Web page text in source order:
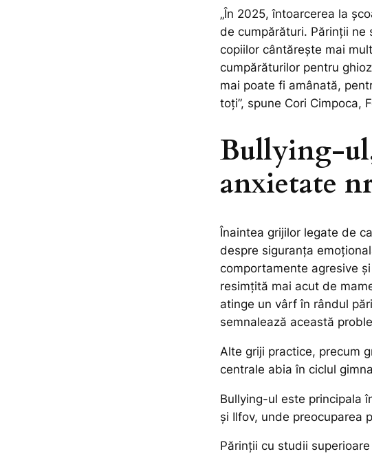
„În 2025, întoarcerea la
de cumpărături. Părinții ne
copiilor cântărește mai
cumpărăturilor pentru
mai poate fi amânată,
toți”, spune Cori Cimpoca,
Bullying-
anxietate
Înaintea grijilor legate de
despre siguranța
comportamente agresive
resimțită mai acut de
atinge un vârf în rândul
semnalează această
Alte griji practice, precum
centrale abia în ciclul
Bullying-ul este principala
și Ilfov, unde preocuparea
Părinții cu studii